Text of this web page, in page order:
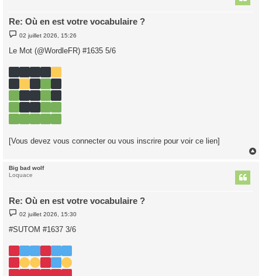
Re: Où en est votre vocabulaire ?
M
e
s
s
g
02 juillet 2026, 15:26
Le Mot (@WordleFR) #1635 5/6
[Vous devez vous connecter ou vous inscrire pour voir ce lien]
Big bad wolf
Loquace
Re: Où en est votre vocabulaire ?
M
e
s
s
g
02 juillet 2026, 15:30
#SUTOM #1637 3/6